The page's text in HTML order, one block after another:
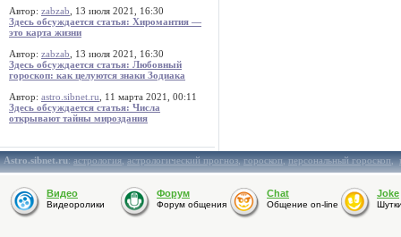
Автор: zabzab , 13 июля 2021, 16:30
Здесь обсуждается статья: Хиромантия —
это карта жизни
Автор: zabzab , 13 июля 2021, 16:30
Здесь обсуждается статья: Любовный
гороскоп: как целуются знаки Зодиака
Автор: astro.sibnet.ru , 11 марта 2021, 00:11
Здесь обсуждается статья: Числа
открывают тайны мироздания
Astro.sibnet.ru:астрология,астрологический прогноз,гороскоп,персональный гороскоп,
Видео
Видеоролики
Форум
Форум общения
Chat
Общение on-line
Joke